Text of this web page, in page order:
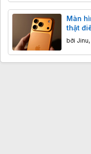
Màn
thật
bởi Jinu,